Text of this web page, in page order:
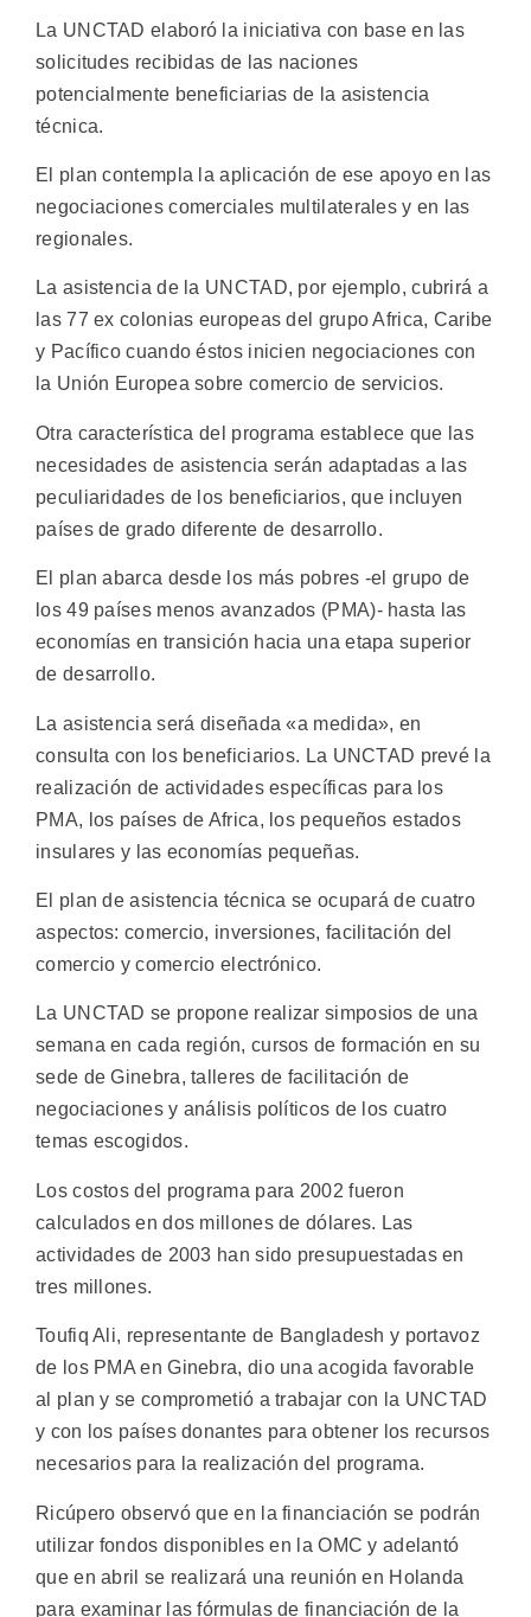
La UNCTAD elaboró la iniciativa con base en las
solicitudes recibidas de las naciones
potencialmente beneficiarias de la asistencia
técnica.
El plan contempla la aplicación de ese apoyo en las
negociaciones comerciales multilaterales y en las
regionales.
La asistencia de la UNCTAD, por ejemplo, cubrirá a
las 77 ex colonias europeas del grupo Africa, Caribe
y Pacífico cuando éstos inicien negociaciones con
la Unión Europea sobre comercio de servicios.
Otra característica del programa establece que las
necesidades de asistencia serán adaptadas a las
peculiaridades de los beneficiarios, que incluyen
países de grado diferente de desarrollo.
El plan abarca desde los más pobres -el grupo de
los 49 países menos avanzados (PMA)- hasta las
economías en transición hacia una etapa superior
de desarrollo.
La asistencia será diseñada «a medida», en
consulta con los beneficiarios. La UNCTAD prevé la
realización de actividades específicas para los
PMA, los países de Africa, los pequeños estados
insulares y las economías pequeñas.
El plan de asistencia técnica se ocupará de cuatro
aspectos: comercio, inversiones, facilitación del
comercio y comercio electrónico.
La UNCTAD se propone realizar simposios de una
semana en cada región, cursos de formación en su
sede de Ginebra, talleres de facilitación de
negociaciones y análisis políticos de los cuatro
temas escogidos.
Los costos del programa para 2002 fueron
calculados en dos millones de dólares. Las
actividades de 2003 han sido presupuestadas en
tres millones.
Toufiq Ali, representante de Bangladesh y portavoz
de los PMA en Ginebra, dio una acogida favorable
al plan y se comprometió a trabajar con la UNCTAD
y con los países donantes para obtener los recursos
necesarios para la realización del programa.
Ricúpero observó que en la financiación se podrán
utilizar fondos disponibles en la OMC y adelantó
que en abril se realizará una reunión en Holanda
para examinar las fórmulas de financiación de la